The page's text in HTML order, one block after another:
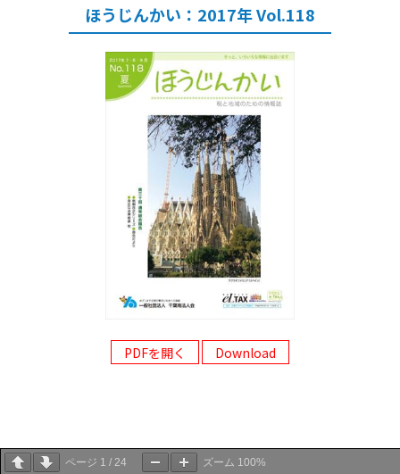
ほうじんかい：2017年 Vol.118
PDFを開く Download
ページ 1 / 24 ズーム 100%